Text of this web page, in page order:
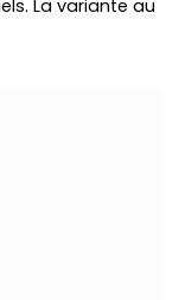
La variante au